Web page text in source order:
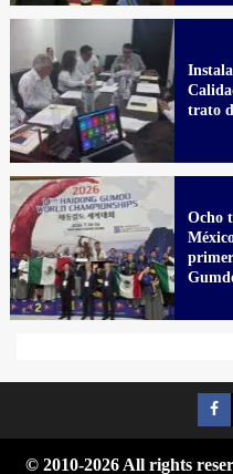
trato
Ocho
© 2010-2026 All rights